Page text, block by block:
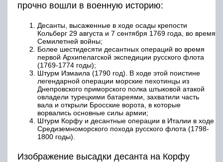
прочно вошли в военную историю:
Десанты, высаженные в ходе осады крепости
Кольберг 29 августа и 7 сентября 1769 года, во время
Семилетней войны;
Более шестидесяти десантных операций во время
первой Архипелагской экспедиции русского флота
(1769-1774 годы);
Штурм Измаила (1790 год). В ходе этой поистине
легендарной операции морские пехотинцы из
Днепровского приморского полка штыковой атакой
овладели турецкими батареями, захватили часть
вала и открыли Бросские ворота, в которые
ворвались основные силы армии;
Штурм Корфу и десантные операции в Италии в ходе
Средиземноморского похода русского флота (1798-
1800 годы).
Изображение высадки десанта на Корфу